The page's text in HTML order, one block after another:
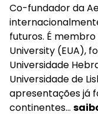
Co-fundador da
futuros. É
University (EUA),
Universidade
Universidade de
apresentações já
continentes…